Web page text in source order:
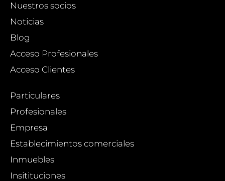
Nuestros socios
Noticias
Blog
Acceso Profesionales
Acceso Clientes
Particulares
Profesionales
Empresa
Establecimientos comerciales
Inmuebles
Insitituciones